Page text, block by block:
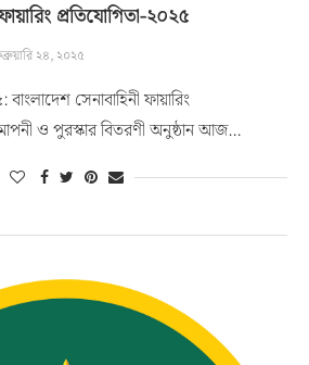
প্রতিযোগিতা-২০২৫
২৪, ২০২৫
সেনাবাহিনী ফায়ারিং
ও পুরস্কার বিতরণী অনুষ্ঠান আজ…